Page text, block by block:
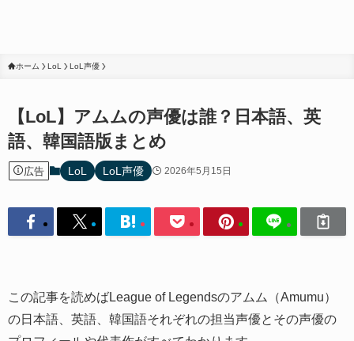
ホーム LoL LoL声優
【LoL】アムムの声優は誰？日本語、英
語、韓国語版まとめ
広告 LoL LoL声優 2026年5月15日
この記事を読めばLeague of Legendsのアムム（Amumu）
の日本語、英語、韓国語それぞれの担当声優とその声優の